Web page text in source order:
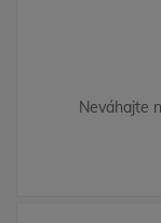
Neváhajte